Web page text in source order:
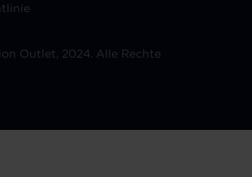
Outlet, 2024. Alle Rechte